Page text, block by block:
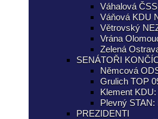
Váhalová
Váňová KDU
Větrovský
Vrána
Zelená
SENÁTOŘI
Němcová
Grulich TOP
Klement
Plevný STAN:
PREZIDENTI